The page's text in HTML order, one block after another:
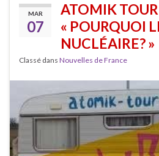
MAR
07
ATOMIK TOUR
« POURQUOI
NUCLÉAIRE? »
Classé dans Nouvelles de France